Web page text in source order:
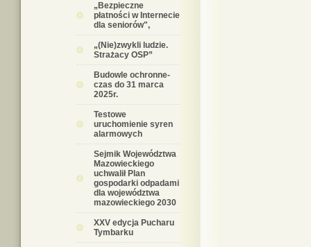
„Bezpieczne
płatności w Internecie
dla seniorów",
„(Nie)zwykli ludzie.
Strażacy OSP”
Budowle ochronne-
czas do 31 marca
2025r.
Testowe
uruchomienie syren
alarmowych
Sejmik Województwa
Mazowieckiego
uchwalił Plan
gospodarki odpadami
dla województwa
mazowieckiego 2030
XXV edycja Pucharu
Tymbarku